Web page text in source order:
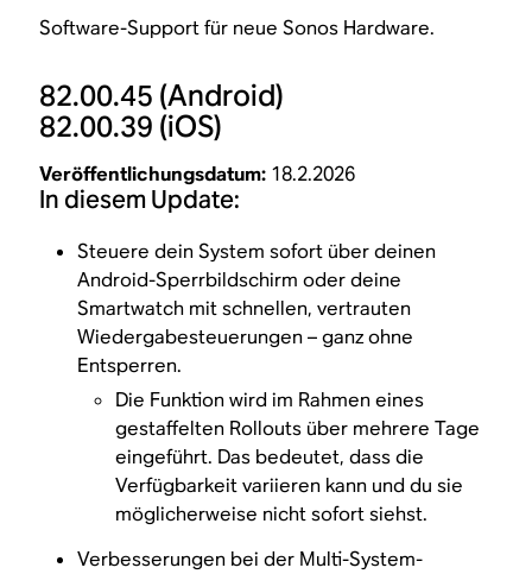
Software-Support für neue Sonos Hardware.
82.00.45 (Android)
82.00.39 (iOS)
Veröffentlichungsdatum: 18.2.2026
In diesem Update:
Steuere dein System sofort über deinen
Android-Sperrbildschirm oder deine
Smartwatch mit schnellen, vertrauten
Wiedergabesteuerungen – ganz ohne
Entsperren.
Die Funktion wird im Rahmen eines
gestaffelten Rollouts über mehrere Tage
eingeführt. Das bedeutet, dass die
Verfügbarkeit variieren kann und du sie
möglicherweise nicht sofort siehst.
Verbesserungen bei der Multi-System-